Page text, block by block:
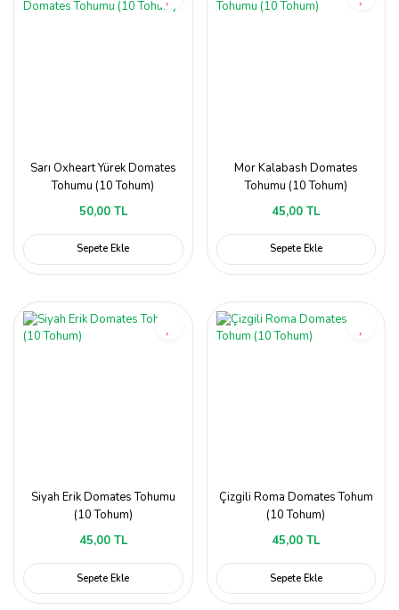
Sarı Oxheart Yürek Domates
Tohumu (10 Tohum)
50,00 TL
Sepete Ekle
Mor Kalabash Domates
Tohumu (10 Tohum)
45,00 TL
Sepete Ekle
Siyah Erik Domates Tohumu
(10 Tohum)
45,00 TL
Sepete Ekle
Çizgili Roma Domates Tohum
(10 Tohum)
45,00 TL
Sepete Ekle